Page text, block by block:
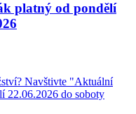
platný od pondělí
Navštivte "Aktuální
22.06.2026 do soboty